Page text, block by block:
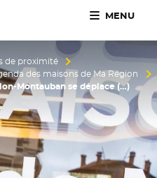
/ Pyrénées-Méditerranée
MENU
de proximité
des maisons de Ma Région
Montauban se déplace (…)